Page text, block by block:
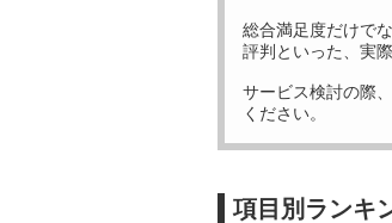
総合満足度だけで
評判といった、実
サービス検討の際
ください。
項目別ランキ